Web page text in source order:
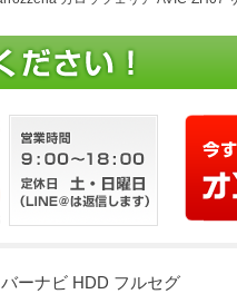
ーナビ HDD フルセグ